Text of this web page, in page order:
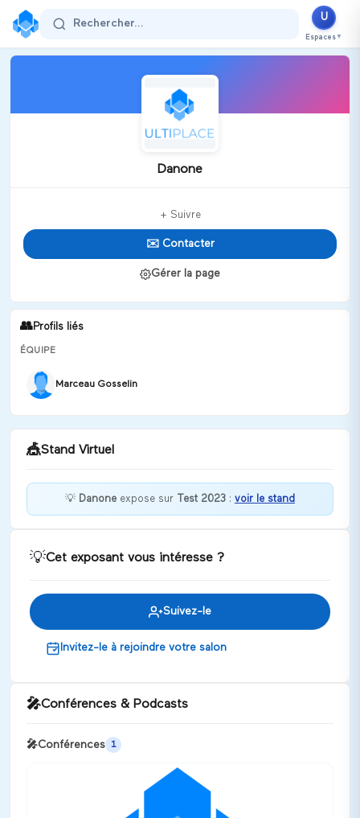
Rechercher...
U
Espaces ▼
Danone
+ Suivre
✉️ Contacter
Gérer la page
👥Profils liés
ÉQUIPE
Marceau Gosselin
🎪Stand Virtuel
Discuter
💡 Danone expose sur Test 2023 : voir le stand
💡Cet exposant vous intéresse ?
Suivez-le
Invitez-le à rejoindre votre salon
🎤Conférences & Podcasts
🎤Conférences 1